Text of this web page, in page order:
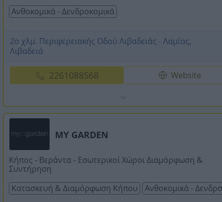
Ανθοκομικά - Δενδροκομικά
2ο χλμ. Περιφερειακής Οδού Λιβαδειάς - Λαμίας,
Λιβαδειά
2261088568 Website
MY GARDEN
Κήπος - Βεράντα - Εσωτερικοί Χώροι Διαμόρφωση &
Συντήρηση
Κατασκευή & Διαμόρφωση Κήπου
Ανθοκομικά -